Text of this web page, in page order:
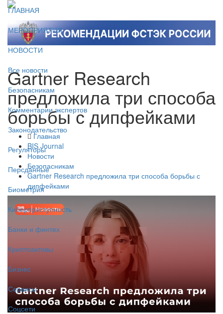
ГЛАВНАЯ
МЕРОПРИЯТИЯ
НОВОСТИ
Все новости
Безопасникам
Комментарии экспертов
Законодательство
Регуляторы
Персданные
Биометрия
Киберпреступность
Банки и финтех
Криптоактивы
Бизнес
Сервисы
Соцсети
Gartner Research
предложила три способа
борьбы с дипфейками
Главная
BIS Journal
Новости
Безопасникам
Gartner Research предложила три способа борьбы с
дипфейками